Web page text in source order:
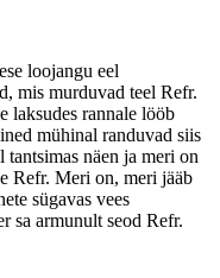
loojangu eel
mis murduvad teel Refr.
laksudes rannale lööb
mühinal randuvad siis
näen ja meri on
Refr. Meri on, meri jääb
sügavas vees
sa armunult seod Refr.